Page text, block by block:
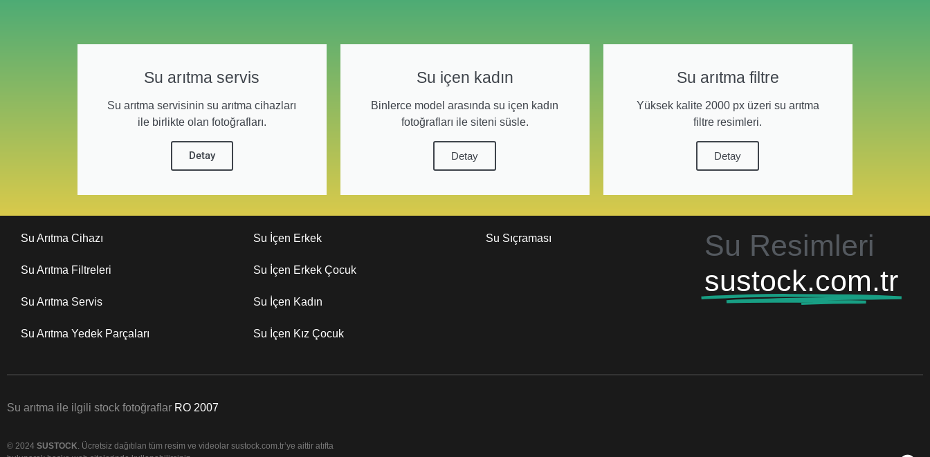
Su arıtma servis
Su arıtma servisinin su arıtma cihazları
ile birlikte olan fotoğrafları.
Detay
Su içen kadın
Binlerce model arasında su içen kadın
fotoğrafları ile siteni süsle.
Detay
Su arıtma filtre
Yüksek kalite 2000 px üzeri su arıtma
filtre resimleri.
Detay
Su Arıtma Cihazı
Su Arıtma Filtreleri
Su Arıtma Servis
Su Arıtma Yedek Parçaları
Su İçen Erkek
Su İçen Erkek Çocuk
Su İçen Kadın
Su İçen Kız Çocuk
Su Sıçraması
Su Resimleri
sustock.com.tr
Su arıtma ile ilgili stock fotoğraflar RO 2007
© 2024 SUSTOCK. Ücretsiz dağıtılan tüm resim ve videolar sustock.com.tr’ye aittir atıfta